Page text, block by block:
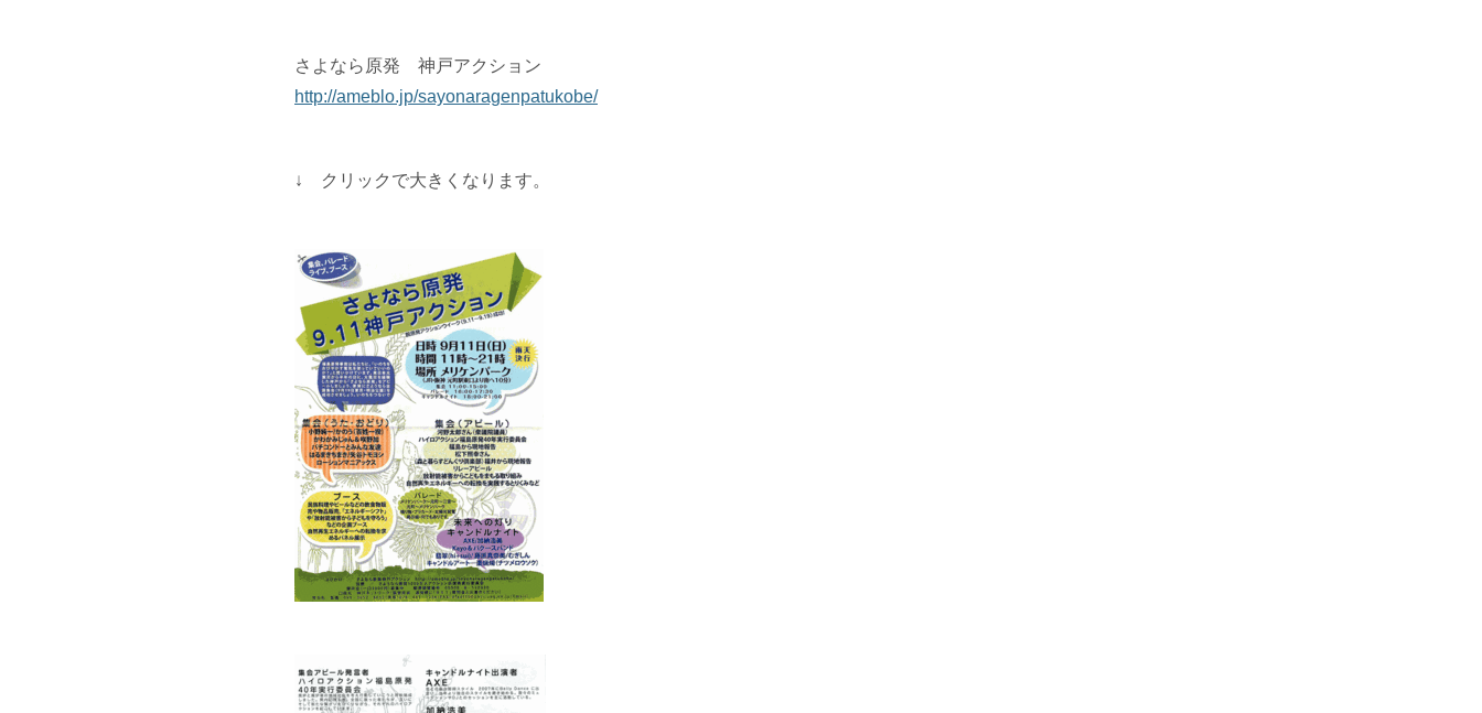
さよなら原発 神戸アクション
http://ameblo.jp/sayonaragenpatukobe/
↓ クリックで大きくなります。